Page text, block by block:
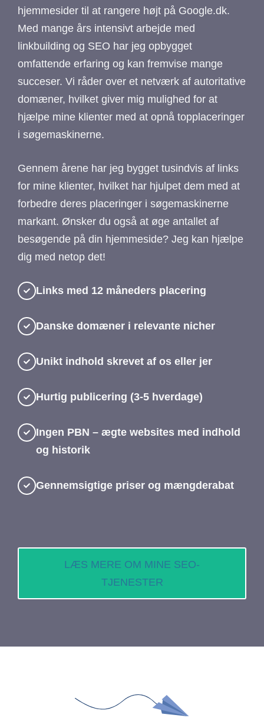
hjemmesider til at rangere højt på Google.dk.
Med mange års intensivt arbejde med
linkbuilding og SEO har jeg opbygget
omfattende erfaring og kan fremvise mange
succeser. Vi råder over et netværk af autoritative
domæner, hvilket giver mig mulighed for at
hjælpe mine klienter med at opnå topplaceringer
i søgemaskinerne.
Gennem årene har jeg bygget tusindvis af links
for mine klienter, hvilket har hjulpet dem med at
forbedre deres placeringer i søgemaskinerne
markant. Ønsker du også at øge antallet af
besøgende på din hjemmeside? Jeg kan hjælpe
dig med netop det!
Links med 12 måneders placering
Danske domæner i relevante nicher
Unikt indhold skrevet af os eller jer
Hurtig publicering (3-5 hverdage)
Ingen PBN – ægte websites med indhold
og historik
Gennemsigtige priser og mængderabat
LÆS MERE OM MINE SEO-
TJENESTER